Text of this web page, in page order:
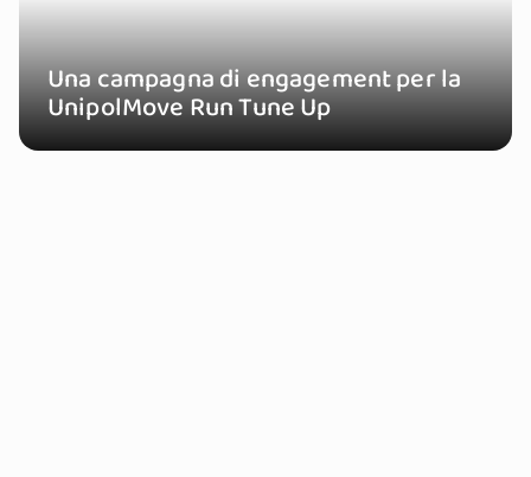
Una campagna di engagement per la
UnipolMove Run Tune Up